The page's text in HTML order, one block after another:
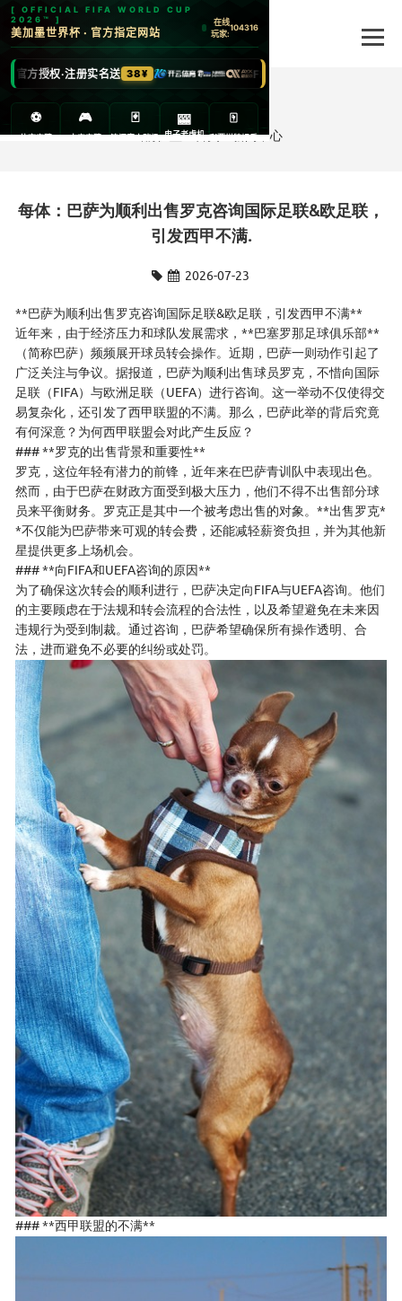
新闻中心
当前位置：首页>新闻中心
每体：巴萨为顺利出售罗克咨询国际足联&欧足联，
引发西甲不满.
2026-07-23
**巴萨为顺利出售罗克咨询国际足联&欧足联，引发西甲不满**
近年来，由于经济压力和球队发展需求，**巴塞罗那足球俱乐部**
（简称巴萨）频频展开球员转会操作。近期，巴萨一则动作引起了
广泛关注与争议。据报道，巴萨为顺利出售球员罗克，不惜向国际
足联（FIFA）与欧洲足联（UEFA）进行咨询。这一举动不仅使得交
易复杂化，还引发了西甲联盟的不满。那么，巴萨此举的背后究竟
有何深意？为何西甲联盟会对此产生反应？
### **罗克的出售背景和重要性**
罗克，这位年轻有潜力的前锋，近年来在巴萨青训队中表现出色。
然而，由于巴萨在财政方面受到极大压力，他们不得不出售部分球
员来平衡财务。罗克正是其中一个被考虑出售的对象。**出售罗克*
*不仅能为巴萨带来可观的转会费，还能减轻薪资负担，并为其他新
星提供更多上场机会。
### **向FIFA和UEFA咨询的原因**
为了确保这次转会的顺利进行，巴萨决定向FIFA与UEFA咨询。他们
的主要顾虑在于法规和转会流程的合法性，以及希望避免在未来因
违规行为受到制裁。通过咨询，巴萨希望确保所有操作透明、合
法，进而避免不必要的纠纷或处罚。
### **西甲联盟的不满**